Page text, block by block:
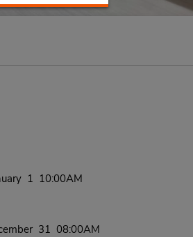
1 10:00AM
31 08:00AM